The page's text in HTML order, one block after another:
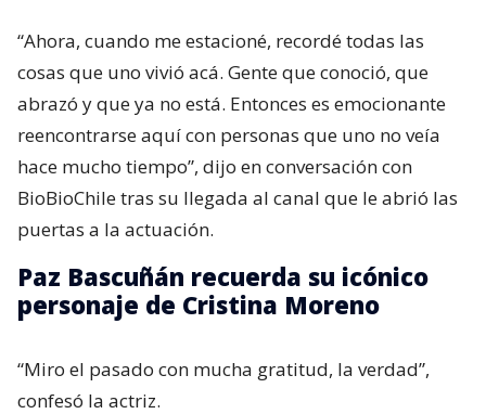
“Ahora, cuando me estacioné, recordé todas las
cosas que uno vivió acá. Gente que conoció, que
abrazó y que ya no está. Entonces es emocionante
reencontrarse aquí con personas que uno no veía
hace mucho tiempo”, dijo en conversación con
BioBioChile tras su llegada al canal que le abrió las
puertas a la actuación.
Paz Bascuñán recuerda su icónico
personaje de Cristina Moreno
“Miro el pasado con mucha gratitud, la verdad”,
confesó la actriz.